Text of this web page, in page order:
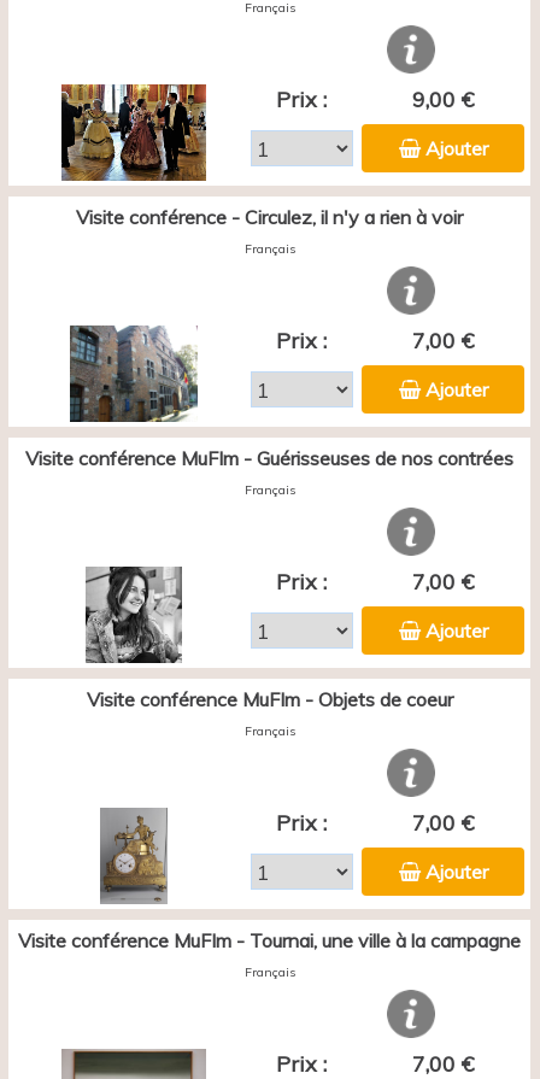
Français
Prix : 9,00 €
Ajouter
Visite conférence - Circulez, il n'y a rien à voir
Français
Prix : 7,00 €
Ajouter
Visite conférence MuFIm - Guérisseuses de nos contrées
Français
Prix : 7,00 €
Ajouter
Visite conférence MuFIm - Objets de coeur
Français
Prix : 7,00 €
Ajouter
Visite conférence MuFIm - Tournai, une ville à la campagne
Français
Prix : 7,00 €